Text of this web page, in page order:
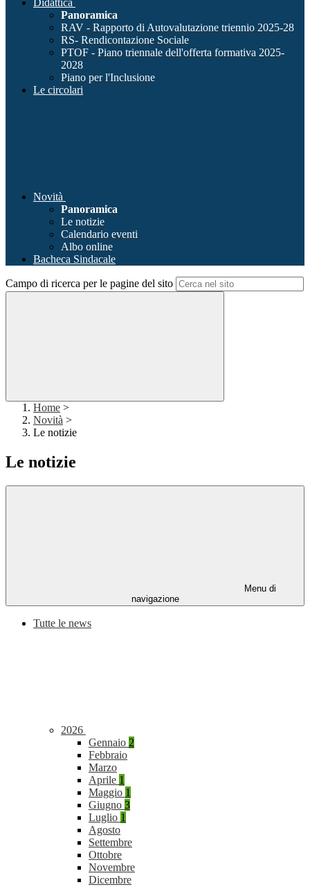
Didattica
Panoramica
RAV - Rapporto di Autovalutazione triennio 2025-28
RS- Rendicontazione Sociale
PTOF - Piano triennale dell'offerta formativa 2025-
2028
Piano per l'Inclusione
Le circolari
Novità
Panoramica
Le notizie
Calendario eventi
Albo online
Bacheca Sindacale
Campo di ricerca per le pagine del sito
Home >
Novità >
Le notizie
Le notizie
Menu di
navigazione
Tutte le news
2026
Gennaio 2
Febbraio
Marzo
Aprile 1
Maggio 1
Giugno 3
Luglio 1
Agosto
Settembre
Ottobre
Novembre
Dicembre